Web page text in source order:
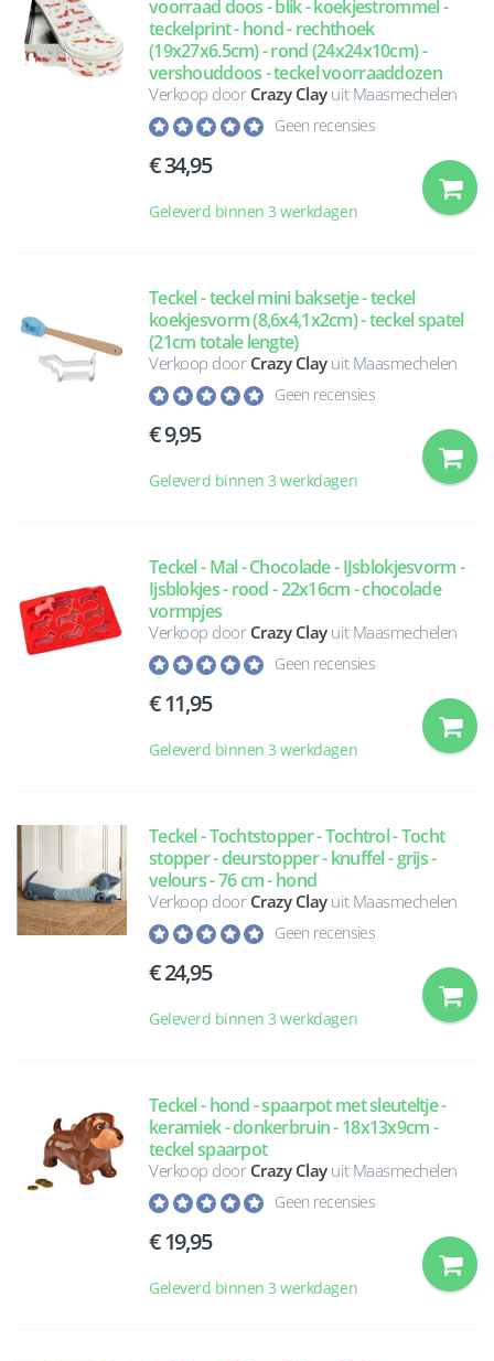
voorraad doos - blik - koekjestrommel -
teckelprint - hond - rechthoek
(19x27x6.5cm) - rond (24x24x10cm) -
vershouddoos - teckel voorraaddozen
Verkoop door Crazy Clayuit Maasmechelen
Geen recensies
34,95
Geleverd binnen 3 werkdagen
Teckel - teckel mini baksetje - teckel
koekjesvorm (8,6x4,1x2cm) - teckel spatel
(21cm totale lengte)
Verkoop door Crazy Clayuit Maasmechelen
Geen recensies
9,95
Geleverd binnen 3 werkdagen
Teckel - Mal - Chocolade - IJsblokjesvorm -
Ijsblokjes - rood - 22x16cm - chocolade
vormpjes
Verkoop door Crazy Clayuit Maasmechelen
Geen recensies
11,95
Geleverd binnen 3 werkdagen
Teckel - Tochtstopper - Tochtrol - Tocht
stopper - deurstopper - knuffel - grijs -
velours - 76 cm - hond
Verkoop door Crazy Clayuit Maasmechelen
Geen recensies
24,95
Geleverd binnen 3 werkdagen
Teckel - hond - spaarpot met sleuteltje -
keramiek - donkerbruin - 18x13x9cm -
teckel spaarpot
Verkoop door Crazy Clayuit Maasmechelen
Geen recensies
19,95
Geleverd binnen 3 werkdagen